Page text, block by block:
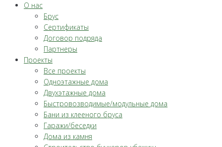
О нас
Брус
Сертификаты
Договор подряда
Партнеры
Проекты
Все проекты
Одноэтажные дома
Двухэтажные дома
Быстровозводимые/модульные дома
Бани из клееного бруса
Гаражи/беседки
Дома из камня